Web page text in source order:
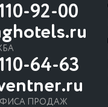
92-00
64-63
ПРОДАЖ